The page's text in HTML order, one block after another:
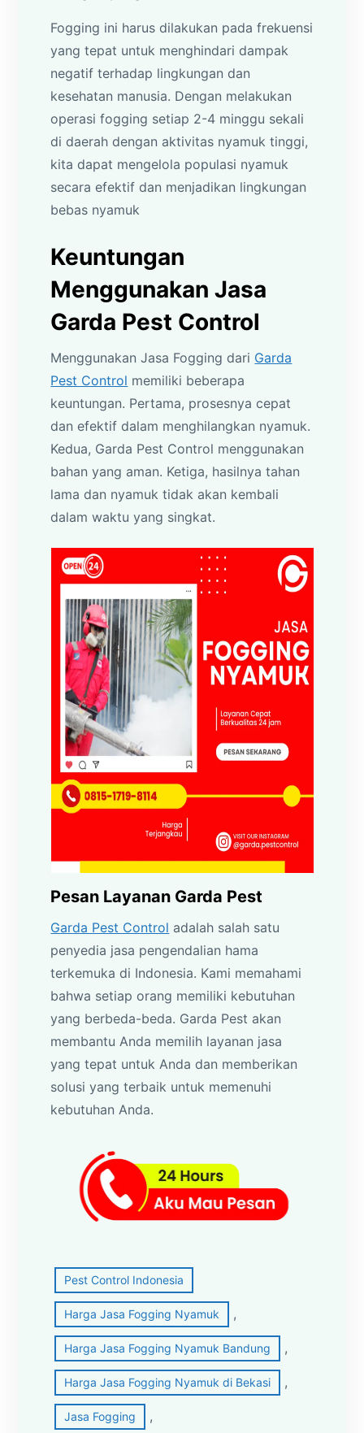
Fogging ini harus dilakukan pada frekuensi
yang tepat untuk menghindari dampak
negatif terhadap lingkungan dan
kesehatan manusia. Dengan melakukan
operasi fogging setiap 2-4 minggu sekali
di daerah dengan aktivitas nyamuk tinggi,
kita dapat mengelola populasi nyamuk
secara efektif dan menjadikan lingkungan
bebas nyamuk
Keuntungan
Menggunakan Jasa
Garda Pest Control
Menggunakan Jasa Fogging dari Garda
Pest Control memiliki beberapa
keuntungan. Pertama, prosesnya cepat
dan efektif dalam menghilangkan nyamuk.
Kedua, Garda Pest Control menggunakan
bahan yang aman. Ketiga, hasilnya tahan
lama dan nyamuk tidak akan kembali
dalam waktu yang singkat.
Pesan Layanan Garda Pest
Garda Pest Control adalah salah satu
penyedia jasa pengendalian hama
terkemuka di Indonesia. Kami memahami
bahwa setiap orang memiliki kebutuhan
yang berbeda-beda. Garda Pest akan
membantu Anda memilih layanan jasa
yang tepat untuk Anda dan memberikan
solusi yang terbaik untuk memenuhi
kebutuhan Anda.
Pest Control Indonesia
Harga Jasa Fogging Nyamuk ,
Harga Jasa Fogging Nyamuk Bandung ,
Harga Jasa Fogging Nyamuk di Bekasi ,
Jasa Fogging ,